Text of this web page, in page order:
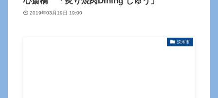
2019年03月19日 19:00
茨木市